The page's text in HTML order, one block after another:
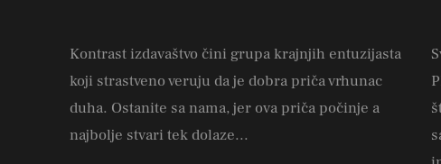
Kontrast izdavaštvo čini grupa krajnjih entuzijasta
koji strastveno veruju da je dobra priča vrhunac
duha. Ostanite sa nama, jer ova priča počinje a
najbolje stvari tek dolaze...